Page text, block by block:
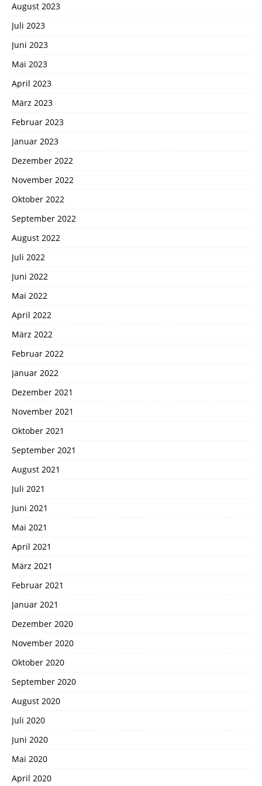
August 2023
Juli 2023
Juni 2023
Mai 2023
April 2023
März 2023
Februar 2023
Januar 2023
Dezember 2022
November 2022
Oktober 2022
September 2022
August 2022
Juli 2022
Juni 2022
Mai 2022
April 2022
März 2022
Februar 2022
Januar 2022
Dezember 2021
November 2021
Oktober 2021
September 2021
August 2021
Juli 2021
Juni 2021
Mai 2021
April 2021
März 2021
Februar 2021
Januar 2021
Dezember 2020
November 2020
Oktober 2020
September 2020
August 2020
Juli 2020
Juni 2020
Mai 2020
April 2020